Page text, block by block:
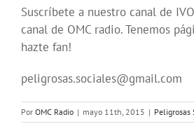
Suscríbete a nuestro canal de
canal de OMC radio. Tenemos
hazte fan!
peligrosas.sociales@gmail.com
Por OMC Radio | mayo 11th, 2015 | Peligrosas